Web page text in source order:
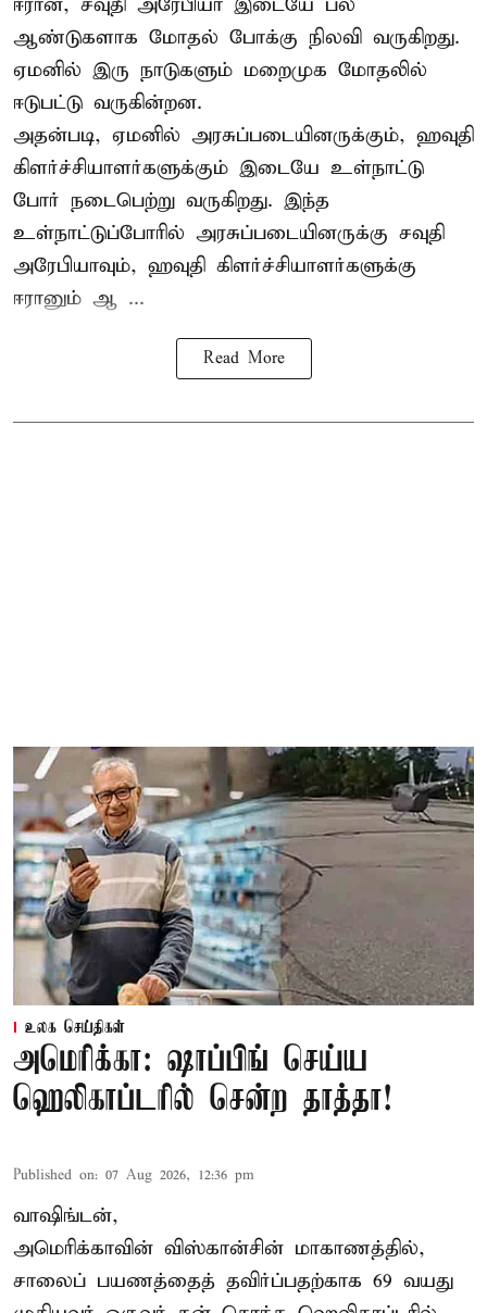
ஆண்டுகளாக மோதல் போக்கு நிலவி வருகிறது.
ஏமனில் இரு நாடுகளும் மறைமுக மோதலில்
ஈடுபட்டு வருகின்றன.
அதன்படி, ஏமனில் அரசுப்படையினருக்கும், ஹவுதி
கிளர்ச்சியாளர்களுக்கும் இடையே உள்நாட்டு
போர் நடைபெற்று வருகிறது. இந்த
உள்நாட்டுப்போரில் அரசுப்படையினருக்கு சவுதி
அரேபியாவும், ஹவுதி கிளர்ச்சியாளர்களுக்கு
ஈரானும் ஆ ...
Read More
உலக செய்திகள்
அமெரிக்கா: ஷாப்பிங் செய்ய
ஹெலிகாப்டரில் சென்ற தாத்தா!
Published on: 07 Aug 2026, 12:36 pm
வாஷிங்டன்,
அமெரிக்காவின் விஸ்கான்சின் மாகாணத்தில்,
சாலைப் பயணத்தைத் தவிர்ப்பதற்காக 69 வயது